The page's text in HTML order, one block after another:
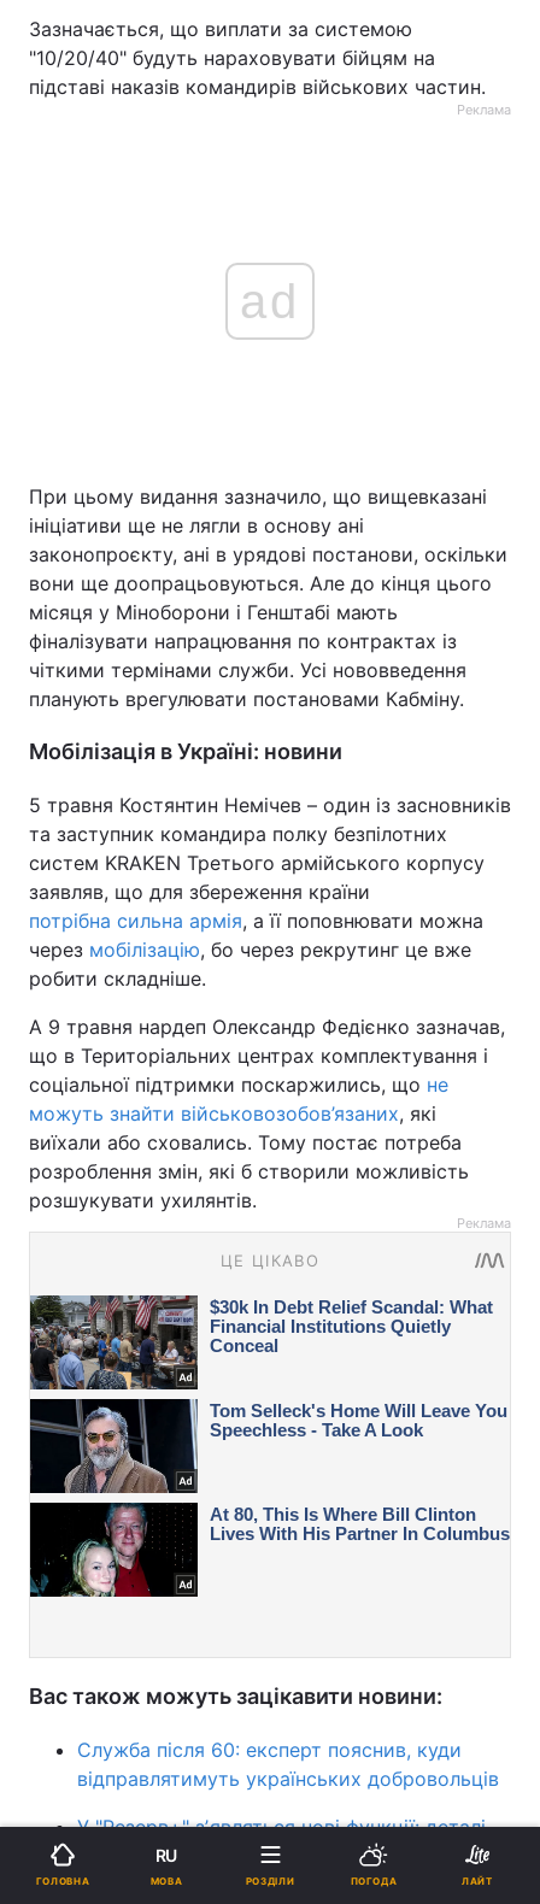
Зазначається, що виплати за системою
"10/20/40" будуть нараховувати бійцям на
підставі наказів командирів військових частин.
Реклама
ad
При цьому видання зазначило, що вищевказані
ініціативи ще не лягли в основу ані
законопроєкту, ані в урядові постанови, оскільки
вони ще доопрацьовуються. Але до кінця цього
місяця у Міноборони і Генштабі мають
фіналізувати напрацювання по контрактах із
чіткими термінами служби. Усі нововведення
планують врегулювати постановами Кабміну.
Мобілізація в Україні: новини
5 травня Костянтин Немічев – один із засновників
та заступник командира полку безпілотних
систем KRAKEN Третього армійського корпусу
заявляв, що для збереження країни
потрібна сильна армія, а її поповнювати можна
через мобілізацію, бо через рекрутинг це вже
робити складніше.
А 9 травня нардеп Олександр Федієнко зазначав,
що в Територіальних центрах комплектування і
соціальної підтримки поскаржились, що не
можуть знайти військовозобов’язаних, які
виїхали або сховались. Тому постає потреба
розроблення змін, які б створили можливість
розшукувати ухилянтів.
Реклама
Вас також можуть зацікавити новини:
Служба після 60: експерт пояснив, куди
відправлятимуть українських добровольців
У "Резерв+" зʼявляться нові функції: деталі
від Міноборони
ГОЛОВНА
RU
МОВА РОЗДІЛИ ПОГОДА ЛАЙТ